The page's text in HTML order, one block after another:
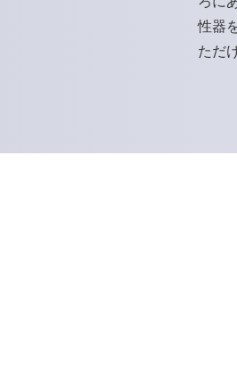
性器
ただ